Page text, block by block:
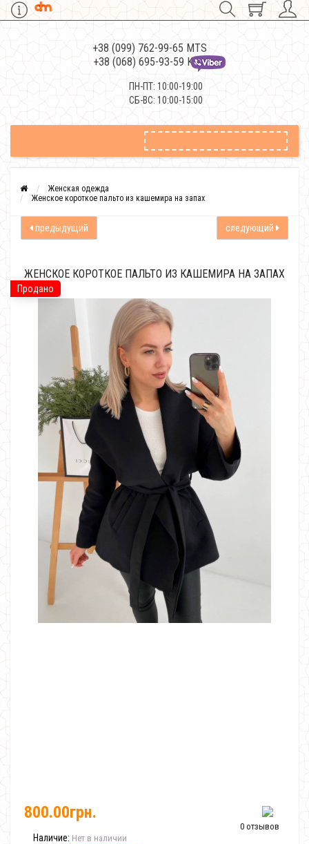
+38 (099) 762-99-65 MTS
+38 (068) 695-93-59 Kievstar
ПН-ПТ: 10:00-19:00
СБ-ВС: 10:00-15:00
Женская одежда
Женское короткое пальто из кашемира на запах
предыдущий следующий
Продано
ЖЕНСКОЕ КОРОТКОЕ ПАЛЬТО ИЗ КАШЕМИРА НА ЗАПАХ
0 отзывов
800.00грн.
Наличие: Нет в наличии